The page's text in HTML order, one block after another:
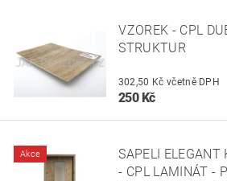
VZOREK - CPL
STRUKTUR
302,50 Kč včetně DPH
250 Kč
Akce
SAPELI ELEGANT
- CPL LAMINÁT -